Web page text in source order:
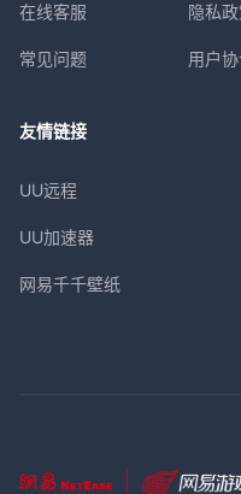
在线客服
常见问题
隐私
用户
友情链接
UU远程
UU加速器
网易千千壁纸